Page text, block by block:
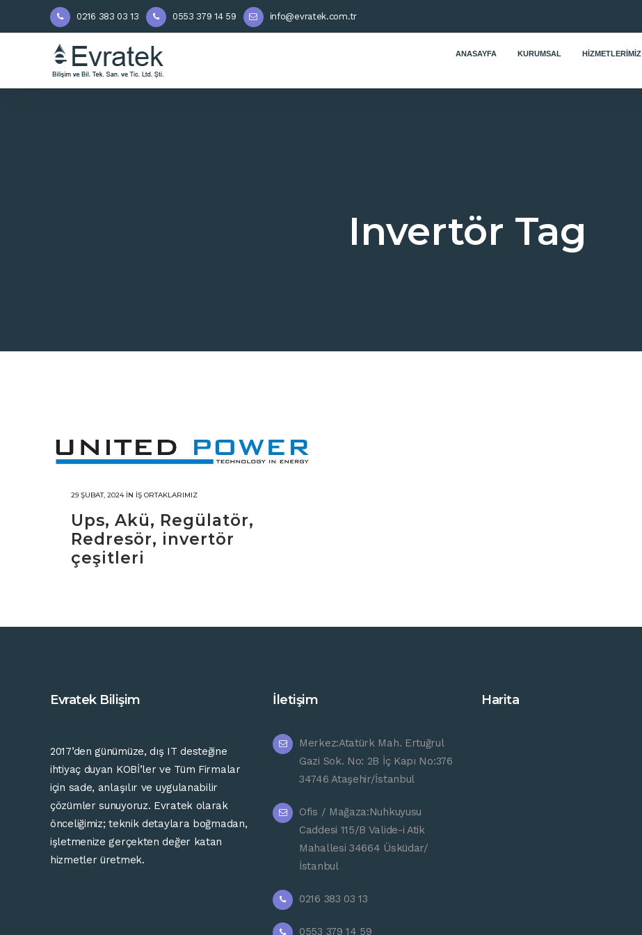
0216 383 03 13 0553 379 14 59 info@evratek.com.tr
ANASAYFA KURUMSAL HIZMETLERIMIZ
Invertör Tag
29 ŞUBAT, 2024IN İŞ ORTAKLARIMIZ
Ups, Akü, Regülatör,
Redresör, invertör
çeşitleri
Evratek Bilişim
2017’den günümüze,dış ITdesteğine
ihtiyaç duyan KOBİ’ler ve Tüm Firmalar
için sade, anlaşılır ve uygulanabilir
çözümlersunuyoruz. Evratek olarak
önceliğimiz;teknikdetaylara boğmadan,
işletmenizegerçektendeğer katan
hizmetler üretmek.
İletişim
Merkez:Atatürk Mah. Ertuğrul
Gazi Sok. No: 2B İç Kapı No:376
34746 Ataşehir/İstanbul
Ofis / Mağaza:Nuhkuyusu
Caddesi 115/B Valide-i Atik
Mahallesi 34664 Üsküdar/
İstanbul
0216 383 03 13
0553 379 14 59
Harita